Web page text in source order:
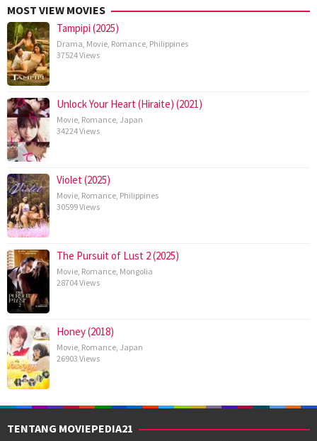
MOST VIEW MOVIES
Tampipi (2025)
Drama Movie Romance Philippines
37524 Views
Unlock Your Heart (Hiraite) (2021)
Movie Romance Japan
34224 Views
Violet (2025)
Movie Romance Philippines
30599 Views
The Pursuit of Lust 2 (2025)
Movie Romance Mongolia
28704 Views
Honey (2018)
Movie Romance Japan
26903 Views
TENTANG MOVIEPEDIA21